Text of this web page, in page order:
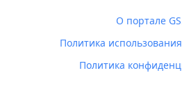
О портале
Политика
Политика